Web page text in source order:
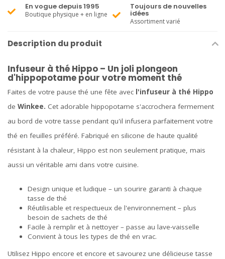
En vogue depuis 1995
Boutique physique + en ligne
Toujours de nouvelles
idées
Assortiment varié
Description du produit
Infuseur à thé Hippo – Un joli plongeon
d'hippopotame pour votre moment thé
Faites de votre pause thé une fête avec l'infuseur à thé Hippo
de Winkee. Cet adorable hippopotame s'accrochera fermement
au bord de votre tasse pendant qu'il infusera parfaitement votre
thé en feuilles préféré. Fabriqué en silicone de haute qualité
résistant à la chaleur, Hippo est non seulement pratique, mais
aussi un véritable ami dans votre cuisine.
Design unique et ludique – un sourire garanti à chaque
tasse de thé
Réutilisable et respectueux de l'environnement – plus
besoin de sachets de thé
Facile à remplir et à nettoyer – passe au lave-vaisselle
Convient à tous les types de thé en vrac.
Utilisez Hippo encore et encore et savourez une délicieuse tasse